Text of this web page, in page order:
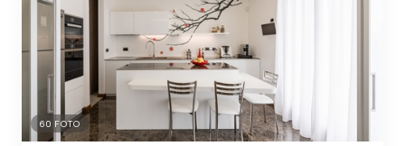
60 FOTO